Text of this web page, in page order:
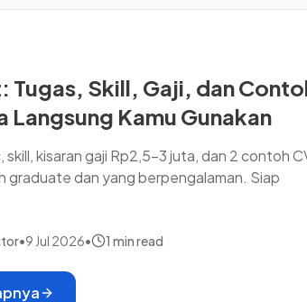
Tugas, Skill, Gaji, dan
Langsung Kamu Gunakan
kisaran gaji Rp2,5–3 juta, dan 2 contoh
graduate dan yang berpengalaman. Siap
•9 Jul 2026• 1 min read